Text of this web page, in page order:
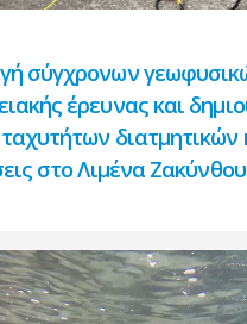
σύγχρονων
έρευνας και
διατμητικών
στο Λιμένα Ζακύνθου